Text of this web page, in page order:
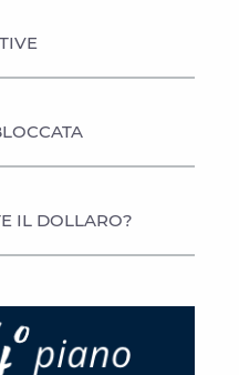
IL DOLLARO?